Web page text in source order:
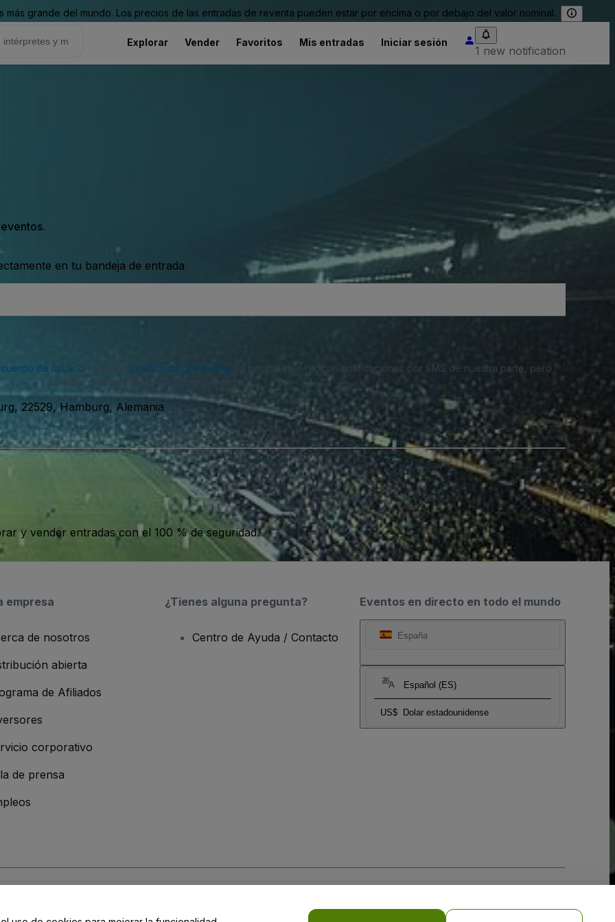
grande del mundo. Los precios de las entradas de reventa pueden estar por encima o por debajo del valor nominal.
Explorar Vender Favoritos Mis entradas Iniciar sesión
1 new notification
en tu bandeja de entrada
de usuario política de privacidad
. Es posible que recibas notificaciones por SMS de nuestra parte, pero
puedes darte de baja en cualquier momento.
22529, Hamburg, Alemania
y vender entradas con el 100 % de seguridad.
Eventos en directo en todo el mundo
España
Español (ES)
US$ Dolar estadounidense
empresa
de nosotros
abierta
de Afiliados
corporativo
de prensa
¿Tienes alguna pregunta?
Centro de Ayuda / Contacto
y de laPolítica de Privacidad para Móviles